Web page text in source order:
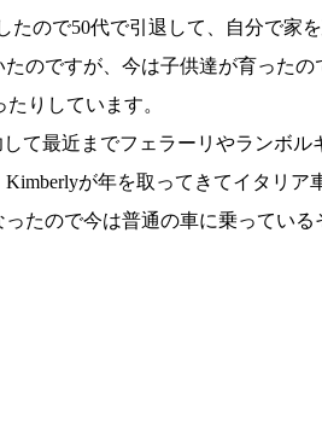
たので50代で引退して、自分で家
のですが、今は子供達が育ったの
りしています。
して最近までフェラーリやランボル
が年を取ってきてイタリア
たので今は普通の車に乗っている